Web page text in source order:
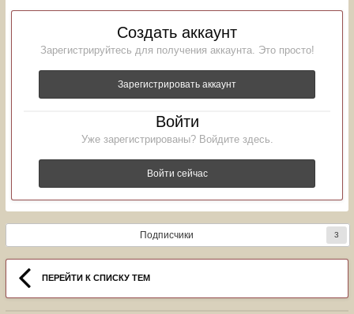
Создать аккаунт
Зарегистрируйтесь для получения аккаунта. Это просто!
Зарегистрировать аккаунт
Войти
Уже зарегистрированы? Войдите здесь.
Войти сейчас
Подписчики 3
ПЕРЕЙТИ К СПИСКУ ТЕМ